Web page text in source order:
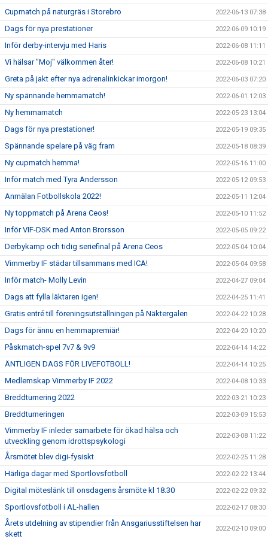
Cupmatch på naturgräs i Storebro 2022-06-13 07:38
Dags för nya prestationer 2022-06-09 10:19
Inför derby-intervju med Haris 2022-06-08 11:11
Vi hälsar "Moj" välkommen åter! 2022-06-08 10:21
Greta på jakt efter nya adrenalinkickar imorgon! 2022-06-03 07:20
Ny spännande hemmamatch! 2022-06-01 12:03
Ny hemmamatch 2022-05-23 13:04
Dags för nya prestationer! 2022-05-19 09:35
Spännande spelare på väg fram 2022-05-18 08:39
Ny cupmatch hemma! 2022-05-16 11:00
Inför match med Tyra Andersson 2022-05-12 09:53
Anmälan Fotbollskola 2022! 2022-05-11 12:04
Ny toppmatch på Arena Ceos! 2022-05-10 11:52
Inför VIF-DSK med Anton Brorsson 2022-05-05 09:22
Derbykamp och tidig seriefinal på Arena Ceos 2022-05-04 10:04
Vimmerby IF städar tillsammans med ICA! 2022-05-04 09:58
Inför match- Molly Levin 2022-04-27 09:04
Dags att fylla läktaren igen! 2022-04-25 11:41
Gratis entré till föreningsutställningen på Näktergalen 2022-04-22 10:28
Dags för ännu en hemmapremiär! 2022-04-20 10:20
Påskmatch-spel 7v7 & 9v9 2022-04-14 14:22
ÄNTLIGEN DAGS FÖR LIVEFOTBOLL! 2022-04-14 10:25
Medlemskap Vimmerby IF 2022 2022-04-08 10:33
Breddturnering 2022 2022-03-21 10:23
Breddturneringen 2022-03-09 15:53
Vimmerby IF inleder samarbete för ökad hälsa och
utveckling genom idrottspsykologi
2022-03-08 11:22
Årsmötet blev digi-fysiskt 2022-02-25 11:28
Härliga dagar med Sportlovsfotboll 2022-02-22 13:44
Digital möteslänk till onsdagens årsmöte kl 18.30 2022-02-22 09:32
Sportlovsfotboll i AL-hallen 2022-02-17 08:30
Årets utdelning av stipendier från Ansgariusstiftelsen har
skett
2022-02-10 09:00